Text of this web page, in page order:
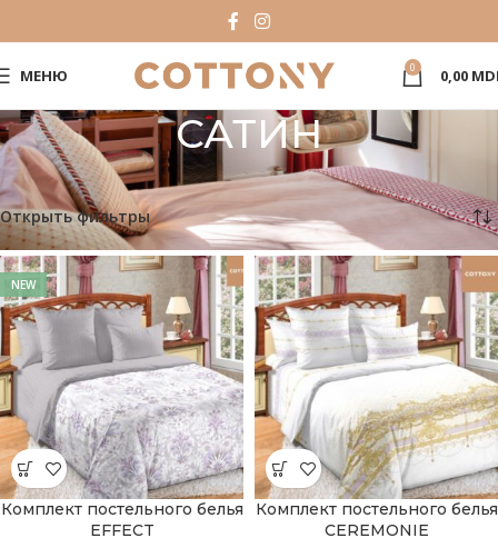
МЕНЮ 0 0,00
САТИН
Главная Каталог Тип ткани САТИН Показаны все результаты (2)
Открыть фильтры
NEW
Комплект постельного белья
EFFECT
Комплект постельного белья
CEREMONIE